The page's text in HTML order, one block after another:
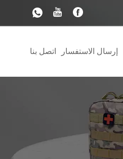
إرسال الاستفسار اتصل بنا